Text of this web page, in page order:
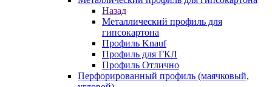
Назад
Металлический профиль для
гипсокартона
Профиль Knauf
Профиль для ГКЛ
Профиль Отлично
Перфорированный профиль (маячковый,